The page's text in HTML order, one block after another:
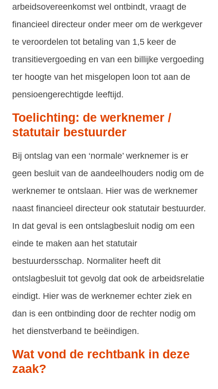
arbeidsovereenkomst wel ontbindt, vraagt de
financieel directeur onder meer om de werkgever
te veroordelen tot betaling van 1,5 keer de
transitievergoeding en van een billijke vergoeding
ter hoogte van het misgelopen loon tot aan de
pensioengerechtigde leeftijd.
Toelichting: de werknemer /
statutair bestuurder
Bij ontslag van een ‘normale’ werknemer is er
geen besluit van de aandeelhouders nodig om de
werknemer te ontslaan. Hier was de werknemer
naast financieel directeur ook statutair bestuurder.
In dat geval is een ontslagbesluit nodig om een
einde te maken aan het statutair
bestuurdersschap. Normaliter heeft dit
ontslagbesluit tot gevolg dat ook de arbeidsrelatie
eindigt. Hier was de werknemer echter ziek en
dan is een ontbinding door de rechter nodig om
het dienstverband te beëindigen.
Wat vond de rechtbank in deze
zaak?